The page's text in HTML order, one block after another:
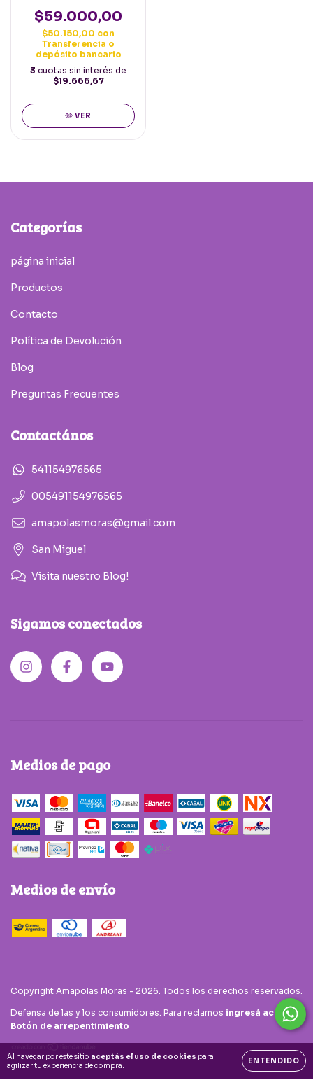
Al navegar por este sitio aceptás el uso de cookies para
agilizar tu experiencia de compra.
ENTENDIDO
puntilla Español
Negro
$59.000,00
$50.150,00 con
Transferencia o
depósito bancario
3 cuotas sin interés de
$19.666,67
VER
Categorías
página inicial
Productos
Contacto
Política de Devolución
Blog
Preguntas Frecuentes
Contactános
541154976565
005491154976565
amapolasmoras@gmail.com
San Miguel
Visita nuestro Blog!
Sigamos conectados
Medios de pago
Medios de envío
Copyright Amapolas Moras - 2026. Todos los derechos reservados.
Defensa de las y los consumidores. Para reclamos ingresá acá.
/
Botón de arrepentimiento